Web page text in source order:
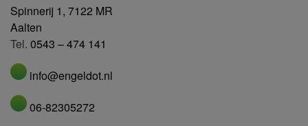
Spinnerij 1, 7122 MR
Aalten
Tel. 0543 – 474 141
info@engeldot.nl
06-82305272